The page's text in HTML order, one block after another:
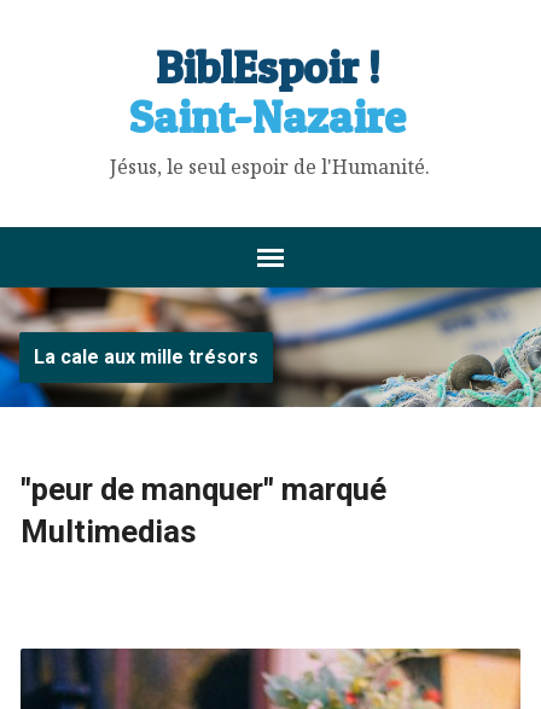
BiblEspoir !
Saint-Nazaire
Jésus, le seul espoir de l'Humanité.
La cale aux mille trésors
"peur de manquer" marqué
Multimedias